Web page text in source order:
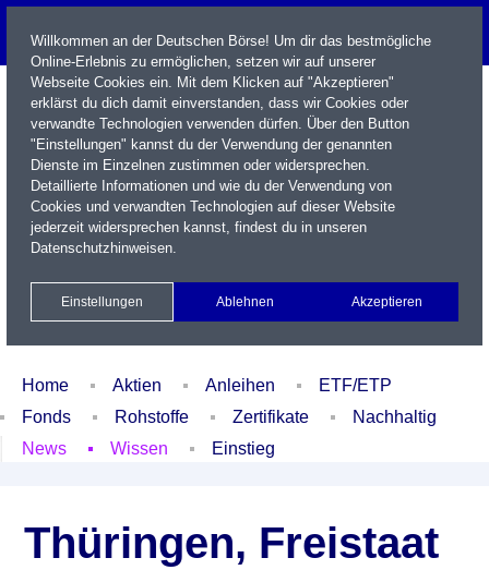
Name / WKN / ISIN / Kürzel
Xetra Realtime
Watchlist Portfolio Login
Home Aktien Anleihen
ETF/ETP
Fonds
Rohstoffe Zertifikate
Nachhaltig
News
Wissen Einstieg
Thüringen, Freistaat
Willkommen an der Deutschen Börse! Um dir das bestmögliche
Online-Erlebnis zu ermöglichen, setzen wir auf unserer
Webseite Cookies ein. Mit dem Klicken auf "Akzeptieren"
erklärst du dich damit einverstanden, dass wir Cookies oder
verwandte Technologien verwenden dürfen. Über den Button
"Einstellungen" kannst du der Verwendung der genannten
Dienste im Einzelnen zustimmen oder widersprechen.
Detaillierte Informationen und wie du der Verwendung von
Cookies und verwandten Technologien auf dieser Website
jederzeit widersprechen kannst, findest du in unseren
Datenschutzhinweisen.
Einstellungen Ablehnen Akzeptieren